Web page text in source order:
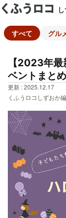
すべて グル
【2023年
ベントまと
更新 : 2025.12.17
くふうロコしずおか